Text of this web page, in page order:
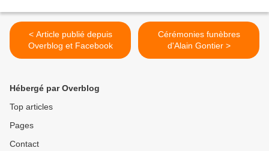
< Article publié depuis
Overblog et Facebook
Cérémonies funèbres
d'Alain Gontier >
Hébergé par Overblog
Top articles
Pages
Contact